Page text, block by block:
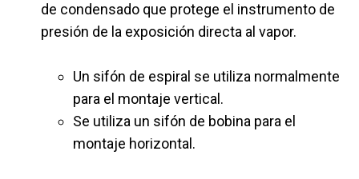
de condensado que protege el instrumento de
presión de la exposición directa al vapor.
Un sifón de espiral se utiliza normalmente
para el montaje vertical.
Se utiliza un sifón de bobina para el
montaje horizontal.